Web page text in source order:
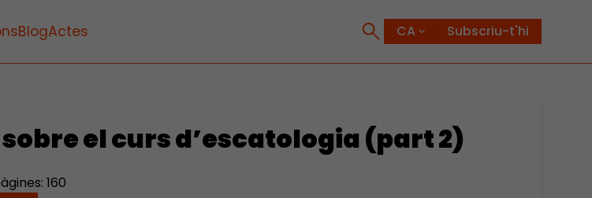
BlogActes Subscriu-t'hi
el curs d’escatologia (part 2)
160